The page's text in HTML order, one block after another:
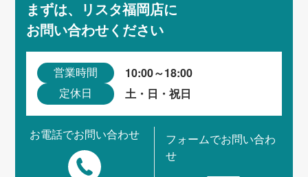
まずは、リスタ福岡店に
お問い合わせください
営業時間 10:00～18:00
定休日 土・日・祝日
お電話でお問い合わせ
フォームでお問い合わ
せ